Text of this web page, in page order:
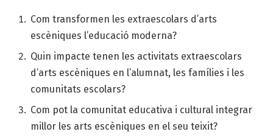
Com transformen les extraescolars d’arts
escèniques l’educació moderna?
Quin impacte tenen les activitats extraescolars
d’arts escèniques en l’alumnat, les famílies i les
comunitats escolars?
Com pot la comunitat educativa i cultural integrar
millor les arts escèniques en el seu teixit?